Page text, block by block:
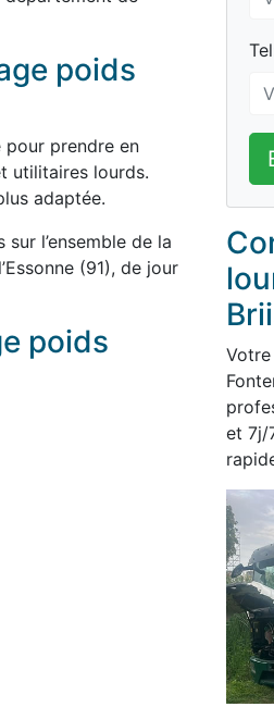
poids
pour prendre en
utilitaires lourds.
adaptée.
l’ensemble de la
(91), de jour
poids
et 7j/